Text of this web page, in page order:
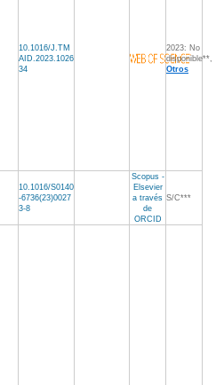
10.1016/J.TM
AID.2023.1026
34
2023: No
disponible**,
Otros
10.1016/S0140
-6736(23)0027
3-8
Scopus -
Elsevier
a través
de
ORCID
S/C***